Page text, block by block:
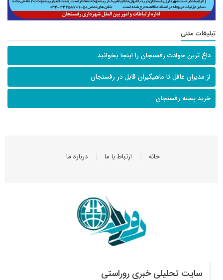
تبلیغات متنی
داغ ترین حوادث رفسنجان را اینجا بخوانید
از مدیران غافل تا ماهیگیران قابل در رفسنجان
خرید پسته رفسنجان
خانه ارتباط با ما درباره ما
سایت تحلیلی خبری روراستی